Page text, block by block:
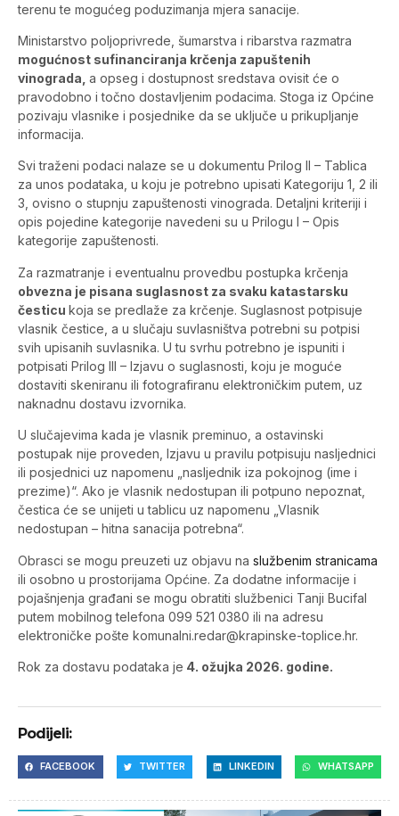
terenu te mogućeg poduzimanja mjera sanacije.
Ministarstvo poljoprivrede, šumarstva i ribarstva razmatra
mogućnost sufinanciranja krčenja zapuštenih
vinograda, a opseg i dostupnost sredstava ovisit će o
pravodobno i točno dostavljenim podacima. Stoga iz Općine
pozivaju vlasnike i posjednike da se uključe u prikupljanje
informacija.
Svi traženi podaci nalaze se u dokumentu Prilog II – Tablica
za unos podataka, u koju je potrebno upisati Kategoriju 1, 2 ili
3, ovisno o stupnju zapuštenosti vinograda. Detaljni kriteriji i
opis pojedine kategorije navedeni su u Prilogu I – Opis
kategorije zapuštenosti.
Za razmatranje i eventualnu provedbu postupka krčenja
obvezna je pisana suglasnost za svaku katastarsku
česticu koja se predlaže za krčenje. Suglasnost potpisuje
vlasnik čestice, a u slučaju suvlasništva potrebni su potpisi
svih upisanih suvlasnika. U tu svrhu potrebno je ispuniti i
potpisati Prilog III – Izjavu o suglasnosti, koju je moguće
dostaviti skeniranu ili fotografiranu elektroničkim putem, uz
naknadnu dostavu izvornika.
U slučajevima kada je vlasnik preminuo, a ostavinski
postupak nije proveden, Izjavu u pravilu potpisuju nasljednici
ili posjednici uz napomenu „nasljednik iza pokojnog (ime i
prezime)“. Ako je vlasnik nedostupan ili potpuno nepoznat,
čestica će se unijeti u tablicu uz napomenu „Vlasnik
nedostupan – hitna sanacija potrebna“.
Obrasci se mogu preuzeti uz objavu na službenim stranicama
ili osobno u prostorijama Općine. Za dodatne informacije i
pojašnjenja građani se mogu obratiti službenici Tanji Bucifal
putem mobilnog telefona 099 521 0380 ili na adresu
elektroničke pošte komunalni.redar@krapinske-toplice.hr.
Rok za dostavu podataka je 4. ožujka 2026. godine.
Podijeli:
FACEBOOK TWITTER LINKEDIN WHATSAPP